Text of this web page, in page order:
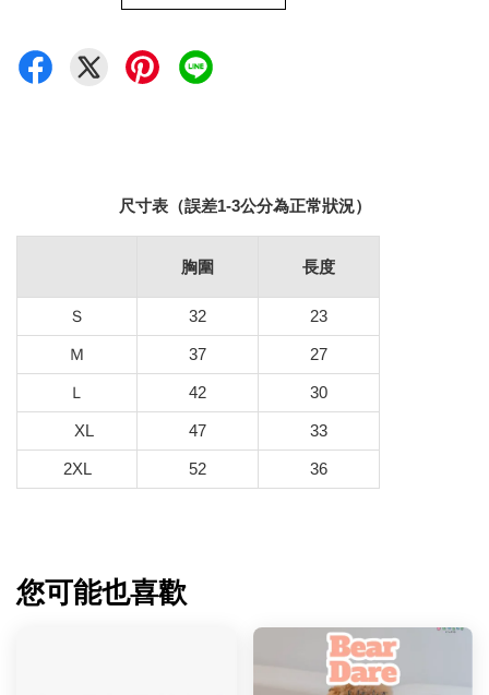
尺寸表（誤差1-3公分為正常狀況）
胸圍 長度
Ｓ 32 23
Ｍ 37 27
Ｌ 42 30
XL 47 33
2XL 52 36
您可能也喜歡